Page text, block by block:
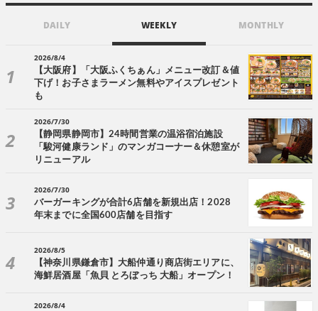
DAILY WEEKLY MONTHLY
2026/8/4
【大阪府】「大阪ふくちぁん」メニュー改訂＆値
下げ！お子さまラーメン無料やアイスプレゼント
も
2026/7/30
【静岡県静岡市】24時間営業の温浴宿泊施設
「駿河健康ランド」のマンガコーナー＆休憩室が
リニューアル
2026/7/30
バーガーキングが合計6店舗を新規出店！2028
年末までに全国600店舗を目指す
2026/8/5
【神奈川県鎌倉市】大船仲通り商店街エリアに、
海鮮居酒屋「魚貝 とろぼっち 大船」オープン！
2026/8/4